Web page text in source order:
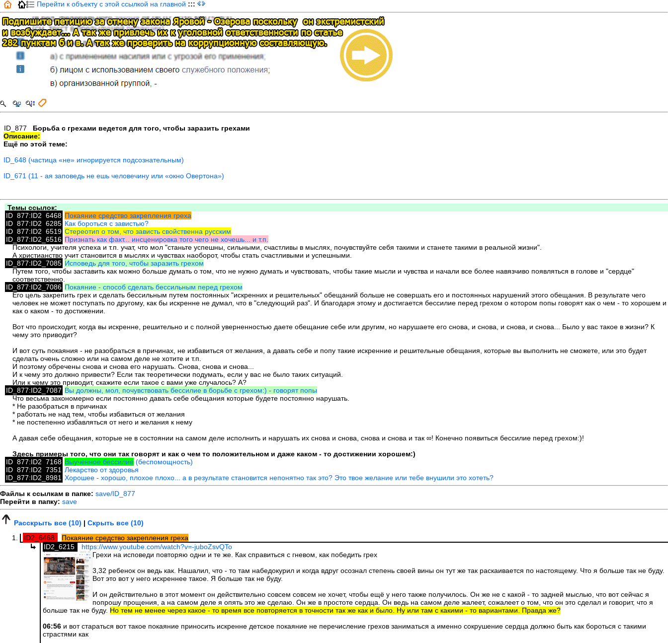
Перейти к объекту с этой ссылкой на главной :::
ID_877 Борьба с грехами ведется для того, чтобы заразить грехами
Описание:
Ещё по этой теме:
ID_648 (частица «не» игнорируется подсознательным)
ID_671 (11 - ая заповедь не ешь человечину или «окно Овертона»)
Темы ссылок:
ID_877:ID2_6468 Покаяние средство закрепления греха
ID_877:ID2_6285 Как бороться с завистью?
ID_877:ID2_6519 Стереотип о том, что зависть свойственна русским
ID_877:ID2_6516 Признать как факт... инсценировка того чего не хочешь... и т.п.
Психологи, учителя успеха и т.п. учат, что мол "станьте успешны, сильными, счастливы в мыслях, почувствуйте себя такими и станете такими в реальной жизни".
А христианство учит становится в мыслях и чувствах наоборот, чтобы стать счастливыми и успешными.
ID_877:ID2_7085 Исповедь для того, чтобы заразить грехом
Путем того, чтобы заставить как можно больше думать о том, что не нужно думать и чувствовать, чтобы такие мысли и чувства и начали все более навязчиво появляться в голове и "сердце"
соответственно.
ID_877:ID2_7086 Покаяние - способ сделать бессильным перед грехом
Его цель закрепить грех и сделать бессильным путем постоянных "искренних и решительных" обещаний больше не совершать его и постоянных нарушений этого обещания. В результате чего
человек не может поступать по другому, как бы искренне не думал, что в "следующий раз". И благодаря этому и достигается бессилие перед грехом о котором попы говорят как о чем - то хорошем и
как о каком - то достижении.
Вот что происходит, когда вы искренне, решительно и с полной уверненностью даете обещание себе или другим, но нарушаете его снова, и снова, и снова, и снова... Было у вас такое в жизни? К
чему это приводит?
И вот суть покаяния - не разобраться в причинах, не избавиться от желания, а давать себе и попу такие искренние и решительные обещания, которые вы выполнить не сможете, или это будет
сделать очень сложно или на самом деле не хотите и т.п.
И поэтому обречены снова и снова его нарушать. Снова, снова и снова...
И к чему это должно привести? Если так теоретически подумать, если у вас не было таких ситуаций.
Или к чему это приводит, скажите если такое с вами уже случалось? А?
ID_877:ID2_7087 Вы должны, мол, почувствовать бессилие в борьбе с грехом:) - говорят попы
Что весьма закономерно если постоянно давать себе обещания которые будете постоянно нарушать.
* Не разобраться в причинах
* работать не над тем, чтобы избавиться от желания
* не постепенно избавляться от него и желания к нему
А давая себе обещания, которые не в состоянии на самом деле исполнить и нарушать их снова и снова, снова и снова и так ∞! Конечно появиться бессилие перед грехом:)!
Здесь примеры того, что они так говорят и как о чем то положительном и даже каком - то достижении хорошем:)
ID_877:ID2_7168 Выученное бессилие (беспомощность)
ID_877:ID2_7351 Лекарство от здоровья
ID_877:ID2_8981 Хорошее - хорошо, плохое плохо... а в результате становится непонятно так это? Это твое желание или тебе внушили это хотеть?
Файлы к ссылкам в папке: save/ID_877
Перейти в папку: save
Расскрыть все (10) | Скрыть все (10)
ID2_6468
Покаяние средство закрепления греха
ID2_6215
https://www.youtube.com/watch?v=-juboZsvQTo
Грехи на исповеди повторяю одни и те же. Как справиться с гневом, как победить грех
3,32 ребенок он ведь как. Нашалил, что - то там набедокурил и когда вдруг осознал степень своей вины он тут же так раскаивается по настоящему. Что я больше так не буду.
Вот это вот у него искреннее такое. Я больше так не буду.
И он действительно в этот момент он действительно совсем совсем не хочет, чтобы ещё у него также получилось. Он же не с какой - то задней мыслью, что вот сейчас я
попрошу прощения, а на самом деле я опять это же сделаю. Он же в простоте сердца. Он ведь на самом деле жалеет, сожалеет о том, что он это сделал и говорит, что я
больше так не буду. Но тем не менее через какое - то время все повторяется в точности так же как и было. Ну или там с какими - то вариантами. Правда же?
06:56 и вот стараться вот такое покаяние приносить искренне детское покаяние не перечисление грехов заниматься а именно сокрушение сердца должно быть как бороться с такими
страстями как